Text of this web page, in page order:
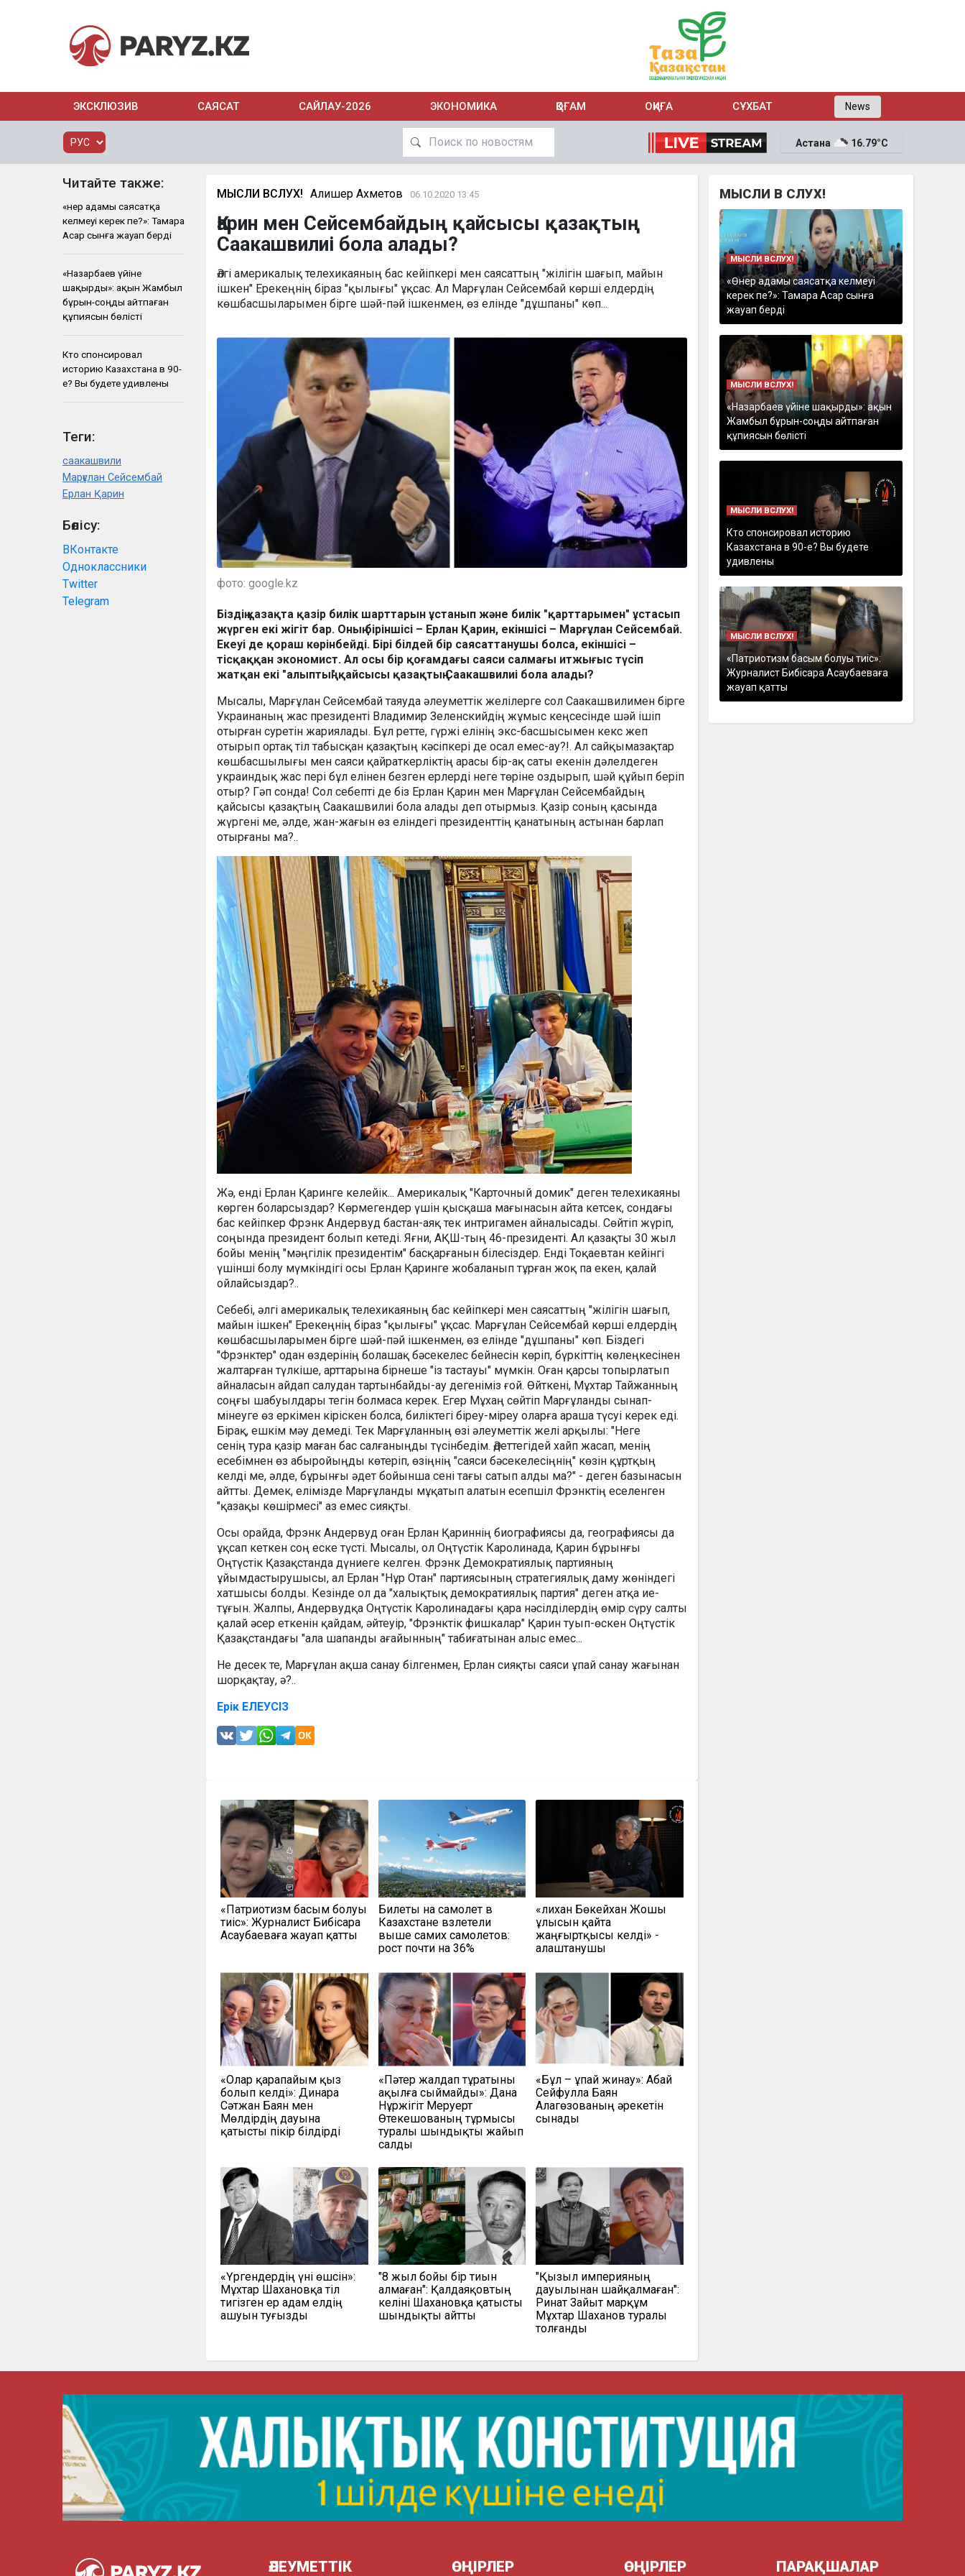
ЭКСКЛЮЗИВ САЯСАТ САЙЛАУ-2026 ЭКОНОМИКА ҚОҒАМ ОҚИҒА СҰХБАТ News
Астана 16.79°C
Читайте также:
«Өнер адамы саясатқа
келмеуі керек пе?»: Тамара
Асар сынға жауап берді
«Назарбаев үйіне
шақырды»: ақын Жамбыл
бұрын-соңды айтпаған
құпиясын бөлісті
Кто спонсировал
историю Казахстана в 90-
е? Вы будете удивлены
Теги:
саакашвили
Марғұлан Сейсембай
Ерлан Қарин
Бөлісу:
ВКонтакте
Одноклассники
Twitter
Telegram
МЫСЛИ ВСЛУХ! Алишер Ахметов 06.10.2020 13:45
Қарин мен Сейсембайдың қайсысы қазақтың
Саакашвилиі бола алады?
Әлгі америкалық телехикаяның бас кейіпкері мен саясаттың "жілігін шағып, майын
ішкен" Ерекеңнің біраз "қылығы" ұқсас. Ал Марғұлан Сейсембай көрші елдердің
көшбасшыларымен бірге шәй-пәй ішкенмен, өз елінде "дұшпаны" көп...
фото: google.kz
Біздің қазақта қазір билік шарттарын ұстанып және билік "қарттарымен" ұстасып
жүрген екі жігіт бар. Оның біріншісі – Ерлан Қарин, екіншісі – Марғұлан Сейсембай.
Екеуі де қораш көрінбейді. Бірі білдей бір саясаттанушы болса, екіншісі –
тісқаққан экономист. Ал осы бір қоғамдағы саяси салмағы итжығыс түсіп
жатқан екі "алыптың" қайсысы қазақтың Саакашвилиі бола алады?
Мысалы, Марғұлан Сейсембай таяуда әлеуметтік желілерге сол Саакашвилимен бірге
Украинаның жас президенті Владимир Зеленскийдің жұмыс кеңсесінде шәй ішіп
отырған суретін жариялады. Бұл ретте, гүржі елінің экс-басшысымен кекс жеп
отырып ортақ тіл табысқан қазақтың кәсіпкері де осал емес-ау?!. Ал сайқымазақтар
көшбасшылығы мен саяси қайраткерліктің арасы бір-ақ саты екенін дәлелдеген
украиндық жас пері бұл елінен безген ерлерді неге төріне оздырып, шәй құйып беріп
отыр? Гәп сонда! Сол себепті де біз Ерлан Қарин мен Марғұлан Сейсембайдың
қайсысы қазақтың Саакашвилиі бола алады деп отырмыз. Қазір соның қасында
жүргені ме, әлде, жан-жағын өз еліндегі президенттің қанатының астынан барлап
отырғаны ма?..
Жә, енді Ерлан Қаринге келейік... Америкалық "Карточный домик" деген телехикаяны
көрген боларсыздар? Көрмегендер үшін қысқаша мағынасын айта кетсек, сондағы
бас кейіпкер Фрэнк Андервуд бастан-аяқ тек интригамен айналысады. Сөйтіп жүріп,
соңында президент болып кетеді. Яғни, АҚШ-тың 46-президенті. Ал қазақты 30 жыл
бойы менің "мәңгілік президентім" басқарғанын білесіздер. Енді Тоқаевтан кейінгі
үшінші болу мүмкіндігі осы Ерлан Қаринге жобаланып тұрған жоқ па екен, қалай
ойлайсыздар?..
Себебі, әлгі америкалық телехикаяның бас кейіпкері мен саясаттың "жілігін шағып,
майын ішкен" Ерекеңнің біраз "қылығы" ұқсас. Марғұлан Сейсембай көрші елдердің
көшбасшыларымен бірге шәй-пәй ішкенмен, өз елінде "дұшпаны" көп. Біздегі
"Фрэнктер" одан өздерінің болашақ бәсекелес бейнесін көріп, бүркіттің көлеңкесінен
жалтарған түлкіше, арттарына бірнеше "із тастауы" мүмкін. Оған қарсы топырлатып
айналасын айдап салудан тартынбайды-ау дегеніміз ғой. Өйткені, Мұхтар Тайжанның
соңғы шабуылдары тегін болмаса керек. Егер Мұхаң сөйтіп Марғұланды сынап-
мінеуге өз еркімен кіріскен болса, биліктегі біреу-міреу оларға араша түсуі керек еді.
Бірақ, ешкім мәу демеді. Тек Марғұланның өзі әлеуметтік желі арқылы: "Неге
сенің тура қазір маған бас салғаныңды түсінбедім. Әдеттегідей хайп жасап, менің
есебімнен өз абыройыңды көтеріп, өзіңнің "саяси бәсекелесіңнің" көзін құртқың
келді ме, әлде, бұрынғы әдет бойынша сені тағы сатып алды ма?" - деген базынасын
айтты. Демек, елімізде Марғұланды мұқатып алатын есепшіл Фрэнктің еселенген
"қазақы көшірмесі" аз емес сияқты.
Осы орайда, Фрэнк Андервуд оған Ерлан Қариннің биографиясы да, географиясы да
ұқсап кеткен соң еске түсті. Мысалы, ол Оңтүстік Каролинада, Қарин бұрынғы
Оңтүстік Қазақстанда дүниеге келген. Фрэнк Демократиялық партияның
ұйымдастырушысы, ал Ерлан "Нұр Отан" партиясының стратегиялық даму жөніндегі
хатшысы болды. Кезінде ол да "халықтық демократиялық партия" деген атқа ие-
тұғын. Жалпы, Андервудқа Оңтүстік Каролинадағы қара нәсілділердің өмір сүру салты
қалай әсер еткенін қайдам, әйтеуір, "Фрэнктік фишкалар" Қарин туып-өскен Оңтүстік
Қазақстандағы "ала шапанды ағайынның" табиғатынан алыс емес...
Не десек те, Марғұлан ақша санау білгенмен, Ерлан сияқты саяси ұпай санау жағынан
шорқақтау, ә?..
Ерік ЕЛЕУСІЗ
«Патриотизм басым болуы
тиіс»: Журналист Бибісара
Асаубаеваға жауап қатты
Билеты на самолет в
Казахстане взлетели
выше самих самолетов:
рост почти на 36%
«Әлихан Бөкейхан Жошы
ұлысын қайта
жаңғыртқысы келді» -
алаштанушы
«Олар қарапайым қыз
болып келді»: Динара
Сәтжан Баян мен
Мөлдірдің дауына
қатысты пікір білдірді
«Пәтер жалдап тұратыны
ақылға сыймайды»: Дана
Нұржігіт Меруерт
Өтекешованың тұрмысы
туралы шындықты жайып
салды
«Бұл – ұпай жинау»: Абай
Сейфулла Баян
Алагөзованың әрекетін
сынады
«Үргендердің үні өшсін»:
Мұхтар Шахановқа тіл
тигізген ер адам елдің
ашуын туғызды
"8 жыл бойы бір тиын
алмаған": Қалдаяқовтың
келіні Шахановқа қатысты
шындықты айтты
"Қызыл империяның
дауылынан шайқалмаған":
Ринат Зайыт марқұм
Мұхтар Шаханов туралы
толғанды
МЫСЛИ В СЛУХ!
МЫСЛИ ВСЛУХ!
«Өнер адамы саясатқа келмеуі
керек пе?»: Тамара Асар сынға
жауап берді
МЫСЛИ ВСЛУХ!
«Назарбаев үйіне шақырды»: ақын
Жамбыл бұрын-соңды айтпаған
құпиясын бөлісті
МЫСЛИ ВСЛУХ!
Кто спонсировал историю
Казахстана в 90-е? Вы будете
удивлены
МЫСЛИ ВСЛУХ!
«Патриотизм басым болуы тиіс»:
Журналист Бибісара Асаубаеваға
жауап қатты
ӘЛЕУМЕТТІК
ӨҢІРЛЕР ӨҢІРЛЕР ПАРАҚШАЛАР